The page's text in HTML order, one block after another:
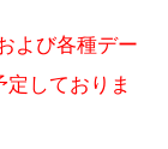
よび各種デー
しておりま